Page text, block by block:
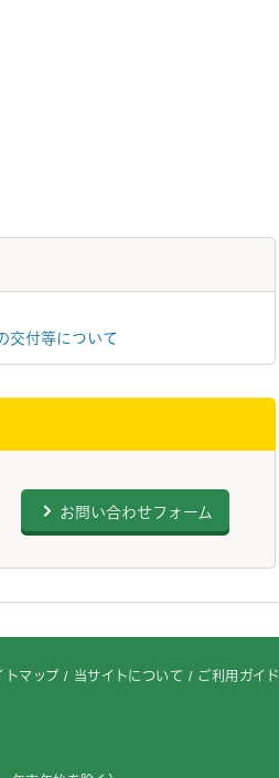
交付等について
お問い合わせフォーム
トマップ 当サイトについて ご利用ガイド